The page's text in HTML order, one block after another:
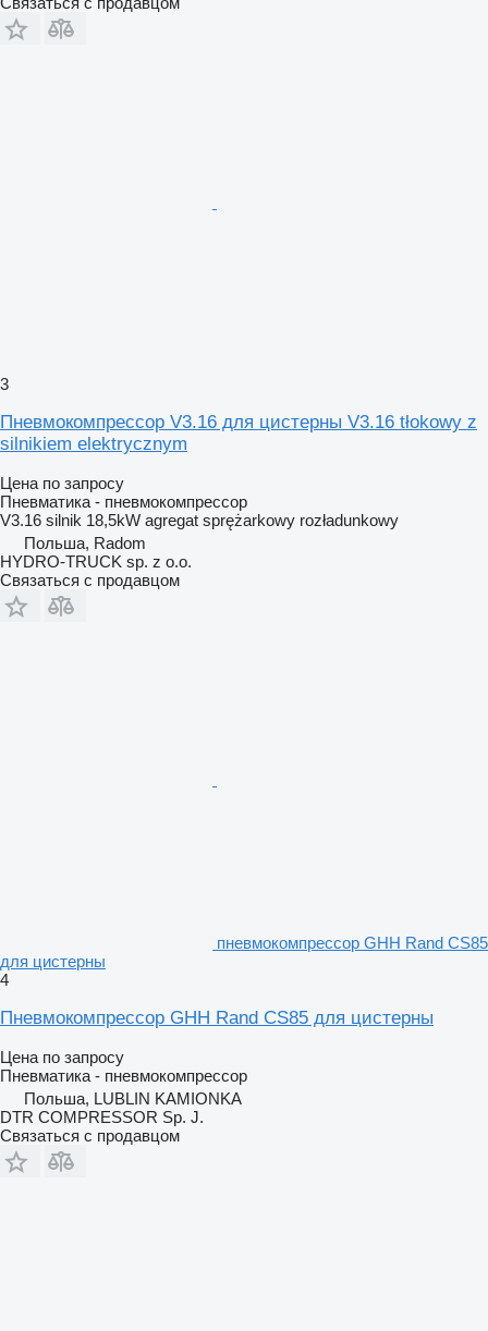
3
Пневмокомпрессор V3.16 для цистерны V3.16 tłokowy z
silnikiem elektrycznym
Цена по запросу
Пневматика - пневмокомпрессор
V3.16 silnik 18,5kW agregat sprężarkowy rozładunkowy
Польша, Radom
HYDRO-TRUCK sp. z o.o.
Связаться с продавцом
пневмокомпрессор GHH Rand CS85
для цистерны
4
Пневмокомпрессор GHH Rand CS85 для цистерны
Цена по запросу
Пневматика - пневмокомпрессор
Польша, LUBLIN KAMIONKA
DTR COMPRESSOR Sp. J.
Связаться с продавцом